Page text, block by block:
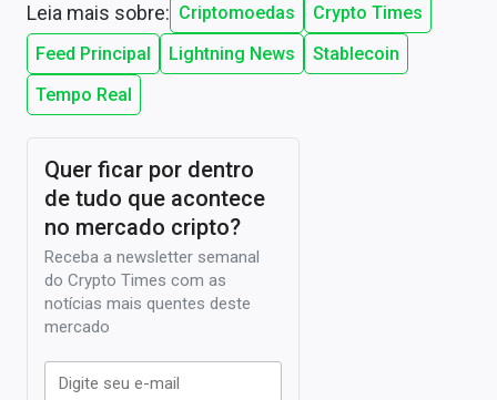
Leia mais sobre: Criptomoedas
Crypto Times
Feed Principal
Lightning News
Stablecoin
Tempo Real
Quer ficar por dentro
de tudo que acontece
no mercado cripto?
Receba a newsletter semanal
do Crypto Times com as
notícias mais quentes deste
mercado